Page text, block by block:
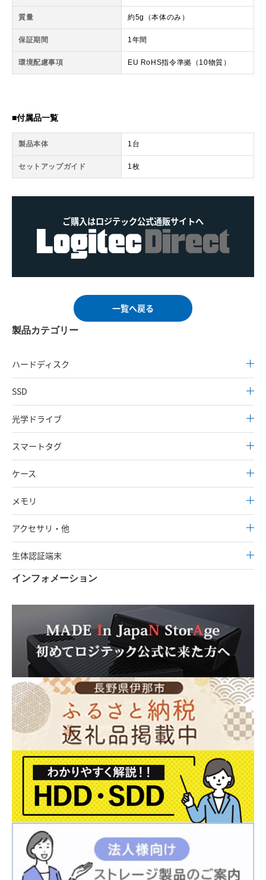
質量 約5g（本体のみ）
保証期間 1年間
環境配慮事項 EU RoHS指令準拠（10物質）
■付属品一覧
製品本体 1台
セットアップガイド 1枚
ご購入はロジテック公式通販サイトへ
一覧へ戻る
製品カテゴリー
ハードディスク
SSD
光学ドライブ
スマートタグ
ケース
メモリ
アクセサリ・他
生体認証端末
インフォメーション